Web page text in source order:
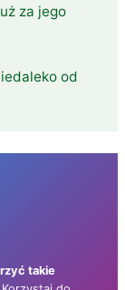
za jego
od
takie